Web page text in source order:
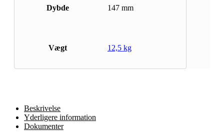
Dybde 147 mm
Vægt 12,5 kg
Beskrivelse
Yderligere information
Dokumenter